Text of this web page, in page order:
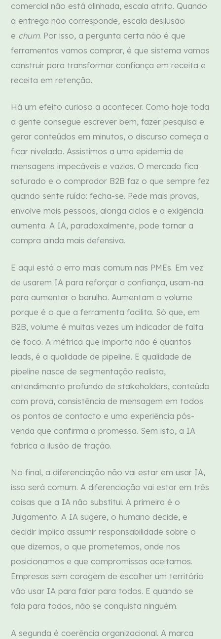
comercial não está alinhada, escala atrito. Quando
a entrega não corresponde, escala desilusão
e churn. Por isso, a pergunta certa não é que
ferramentas vamos comprar, é que sistema vamos
construir para transformar confiança em receita e
receita em retenção.
Há um efeito curioso a acontecer. Como hoje toda
a gente consegue escrever bem, fazer pesquisa e
gerar conteúdos em minutos, o discurso começa a
ficar nivelado. Assistimos a uma epidemia de
mensagens impecáveis e vazias. O mercado fica
saturado e o comprador B2B faz o que sempre fez
quando sente ruído: fecha-se. Pede mais provas,
envolve mais pessoas, alonga ciclos e a exigência
aumenta. A IA, paradoxalmente, pode tornar a
compra ainda mais defensiva.
E aqui está o erro mais comum nas PMEs. Em vez
de usarem IA para reforçar a confiança, usam-na
para aumentar o barulho. Aumentam o volume
porque é o que a ferramenta facilita. Só que, em
B2B, volume é muitas vezes um indicador de falta
de foco. A métrica que importa não é quantos
leads, é a qualidade de pipeline. E qualidade de
pipeline nasce de segmentação realista,
entendimento profundo de stakeholders, conteúdo
com prova, consistência de mensagem em todos
os pontos de contacto e uma experiência pós-
venda que confirma a promessa. Sem isto, a IA
fabrica a ilusão de tração.
No final, a diferenciação não vai estar em usar IA,
isso será comum. A diferenciação vai estar em três
coisas que a IA não substitui. A primeira é o
Julgamento. A IA sugere, o humano decide, e
decidir implica assumir responsabilidade sobre o
que dizemos, o que prometemos, onde nos
posicionamos e que compromissos aceitamos.
Empresas sem coragem de escolher um território
vão usar IA para falar para todos. E quando se
fala para todos, não se conquista ninguém.
A segunda é coerência organizacional. A marca